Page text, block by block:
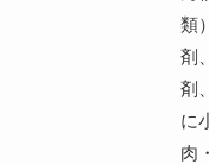
類
剤
剤
に
肉